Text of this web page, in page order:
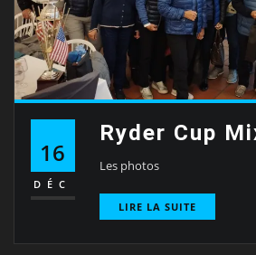
16
DÉC
Ryder Cup
Les photos
LIRE LA SUITE